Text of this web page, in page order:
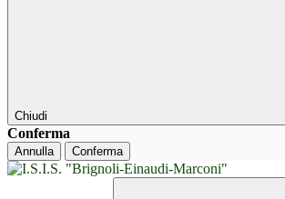
Chiudi
Conferma
Annulla Conferma